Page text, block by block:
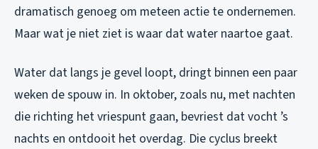
dramatisch genoeg om meteen actie te ondernemen.
Maar wat je niet ziet is waar dat water naartoe gaat.
Water dat langs je gevel loopt, dringt binnen een paar
weken de spouw in. In oktober, zoals nu, met nachten
die richting het vriespunt gaan, bevriest dat vocht ’s
nachts en ontdooit het overdag. Die cyclus breekt